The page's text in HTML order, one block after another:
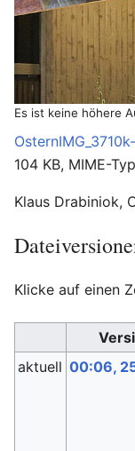
Es ist keine höhere
104 KB, MIME-
Klaus Drabiniok,
Klicke auf einen
aktuell 00:06,